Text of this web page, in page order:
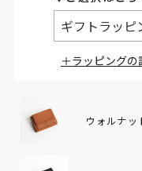
＋ラッピング
ウォルナッ